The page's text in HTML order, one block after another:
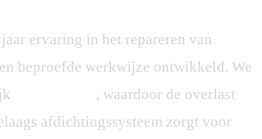
ervaring in het repareren van
beproefde werkwijze ontwikkeld. We
, waardoor de overlast
afdichtingssysteem zorgt voor